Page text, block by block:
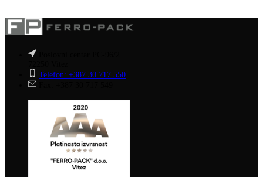
Telefon: +387 30 717 550